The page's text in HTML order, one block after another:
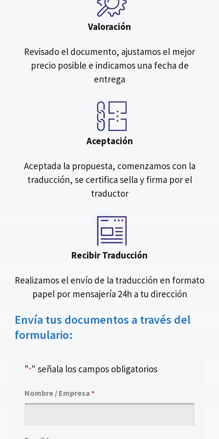
Valoración
Revisado el documento, ajustamos el mejor
precio posible e indicamos una fecha de
entrega
Aceptación
Aceptada la propuesta, comenzamos con la
traducción, se certifica sella y firma por el
traductor
Recibir Traducción
Realizamos el envío de la traducción en formato
papel por mensajería 24h a tu dirección
Envía tus documentos a través del
formulario:
"*" señala los campos obligatorios
Nombre / Empresa *